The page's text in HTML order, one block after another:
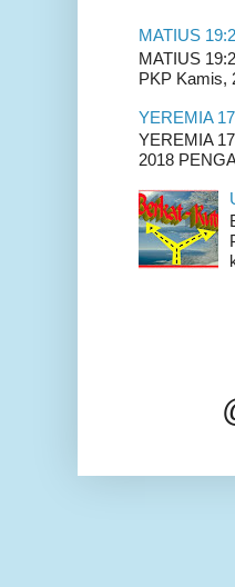
MATIUS
MATIUS
PKP Kamis,
YEREMIA
YEREMIA
2018